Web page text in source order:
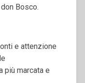
Bosco.
e attenzione
più marcata e